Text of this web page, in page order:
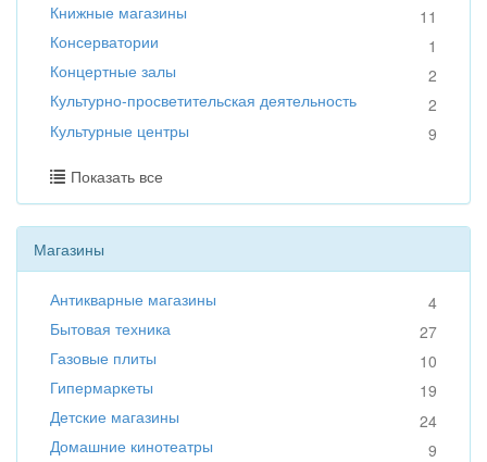
Книжные магазины
11
Консерватории
1
Концертные залы
2
Культурно-просветительская деятельность
2
Культурные центры
9
Показать все
Магазины
Антикварные магазины
4
Бытовая техника
27
Газовые плиты
10
Гипермаркеты
19
Детские магазины
24
Домашние кинотеатры
9